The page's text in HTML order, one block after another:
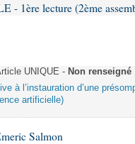
1ère lecture (2ème
UNIQUE - Non renseigné
à l’instauration d’une
artificielle)
Salmon